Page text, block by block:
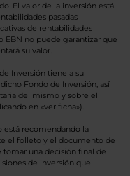
El valor de la inversión está
pasadas
de rentabilidades
EBN no puede garantizar que
su valor.
Inversión tiene a su
Fondo de Inversión, así
del mismo y sobre el
en «ver ficha»).
está recomendando la
el folleto y el documento de
tomar una decisión final de
de inversión que